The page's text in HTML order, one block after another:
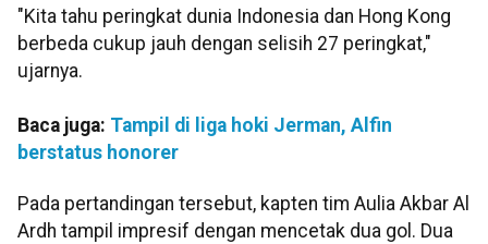
"Kita tahu peringkat dunia Indonesia dan Hong Kong
berbeda cukup jauh dengan selisih 27 peringkat,"
ujarnya.
Baca juga: Tampil di liga hoki Jerman, Alfin
berstatus honorer
Pada pertandingan tersebut, kapten tim Aulia Akbar Al
Ardh tampil impresif dengan mencetak dua gol. Dua